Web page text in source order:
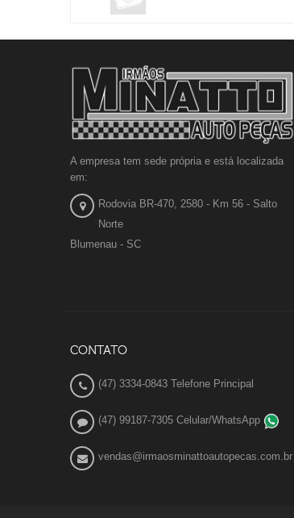
A empresa tem sede própria e está localizada
em:
Rodovia BR-470, 2580 - Km 56 - Salto
Norte
Blumenau - SC
CONTATO
(47) 3334-0843 Telefone Principal
(47) 99187-7305 Celular/WhatsApp
vendas@irmaosminattoautopecas.com.br